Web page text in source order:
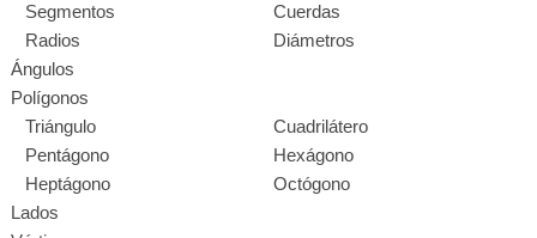
Segmentos
Cuerdas
Radios
Diámetros
Ángulos
Polígonos
Triángulo
Cuadrilátero
Pentágono
Hexágono
Heptágono
Octógono
Lados